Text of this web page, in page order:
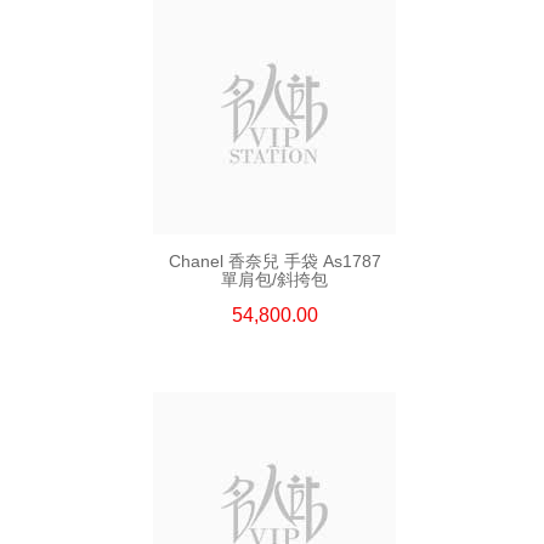
Chanel 香奈兒 手袋 As1787
單肩包/斜挎包
54,800.00